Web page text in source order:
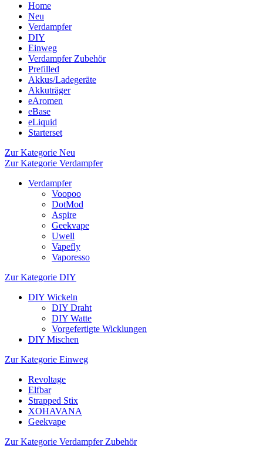
Home
Neu
Verdampfer
DIY
Einweg
Verdampfer Zubehör
Prefilled
Akkus/Ladegeräte
Akkuträger
eAromen
eBase
eLiquid
Starterset
Zur Kategorie Neu
Zur Kategorie Verdampfer
Verdampfer
Voopoo
DotMod
Aspire
Geekvape
Uwell
Vapefly
Vaporesso
Zur Kategorie DIY
DIY Wickeln
DIY Draht
DIY Watte
Vorgefertigte Wicklungen
DIY Mischen
Zur Kategorie Einweg
Revoltage
Elfbar
Strapped Stix
XOHAVANA
Geekvape
Zur Kategorie Verdampfer Zubehör